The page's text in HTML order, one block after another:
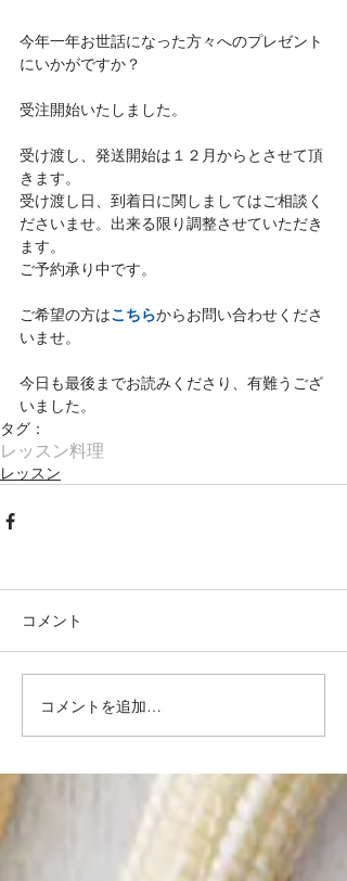
今年一年お世話になった方々へのプレゼント
にいかがですか？
受注開始いたしました。
受け渡し、発送開始は１２月からとさせて頂
きます。
受け渡し日、到着日に関しましてはご相談く
ださいませ。出来る限り調整させていただき
ます。
ご予約承り中です。
ご希望の方はこちらからお問い合わせくださ
いませ。
今日も最後までお読みくださり、有難うござ
いました。
タグ：
レッスン料理
レッスン
コメント
コメントを追加…